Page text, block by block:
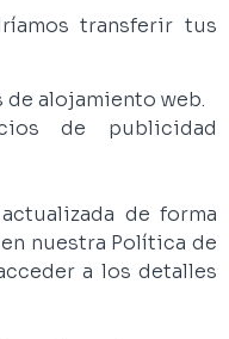
transferir tus
alojamiento web.
de publicidad
de forma
nuestra Política de
a los detalles